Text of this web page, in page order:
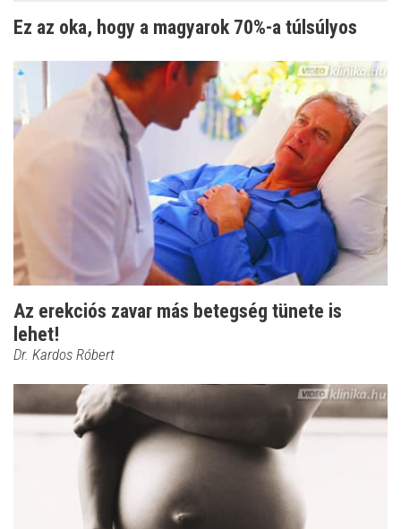
Ez az oka, hogy a magyarok 70%-a túlsúlyos
Az erekciós zavar más betegség tünete is
lehet!
Dr. Kardos Róbert